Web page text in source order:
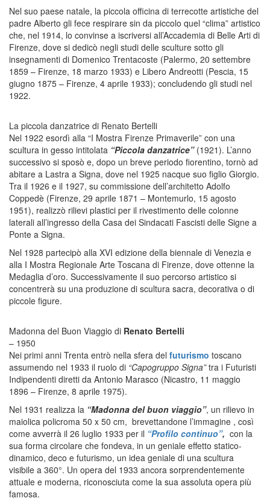
Nel suo paese natale, la piccola officina di terrecotte artistiche del
padre Alberto gli fece respirare sin da piccolo quel “clima” artistico
che, nel 1914, lo convinse a iscriversi all’Accademia di Belle Arti di
Firenze, dove si dedicò negli studi delle sculture sotto gli
insegnamenti di Domenico Trentacoste (Palermo, 20 settembre
1859 – Firenze, 18 marzo 1933) e Libero Andreotti (Pescia, 15
giugno 1875 – Firenze, 4 aprile 1933); concludendo gli studi nel
1922.
La piccola danzatrice di Renato Bertelli
Nel 1922 esordì alla “I Mostra Firenze Primaverile” con una
scultura in gesso intitolata “Piccola danzatrice” (1921). L’anno
successivo si sposò e, dopo un breve periodo fiorentino, tornò ad
abitare a Lastra a Signa, dove nel 1925 nacque suo figlio Giorgio.
Tra il 1926 e il 1927, su commissione dell’architetto Adolfo
Coppedè (Firenze, 29 aprile 1871 – Montemurlo, 15 agosto
1951), realizzò rilievi plastici per il rivestimento delle colonne
laterali all’ingresso della Casa dei Sindacati Fascisti delle Signe a
Ponte a Signa.
Nel 1928 partecipò alla XVI edizione della biennale di Venezia e
alla I Mostra Regionale Arte Toscana di Firenze, dove ottenne la
Medaglia d’oro. Successivamente il suo percorso artistico si
concentrerà su una produzione di scultura sacra, decorativa o di
piccole figure.
Madonna del Buon Viaggio di Renato Bertelli
– 1950
Nei primi anni Trenta entrò nella sfera del futurismo toscano
assumendo nel 1933 il ruolo di “Capogruppo Signa”tra i Futuristi
Indipendenti diretti da Antonio Marasco (Nicastro, 11 maggio
1896 – Firenze, 8 aprile 1975).
Nel 1931 realizza la “Madonna del buon viaggio”, un rilievo in
maiolica policroma 50 x 50 cm, brevettandone l’immagine , così
come avverrà il 26 luglio 1933 per il “Profilo continuo”, con la
sua forma circolare che fondeva, in un geniale effetto statico-
dinamico, deco e futurismo, un idea geniale di una scultura
visibile a 360°. Un opera del 1933 ancora sorprendentemente
attuale e moderna, riconosciuta come la sua assoluta opera più
famosa.